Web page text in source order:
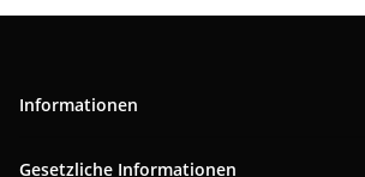
Informationen
Gesetzliche Informationen